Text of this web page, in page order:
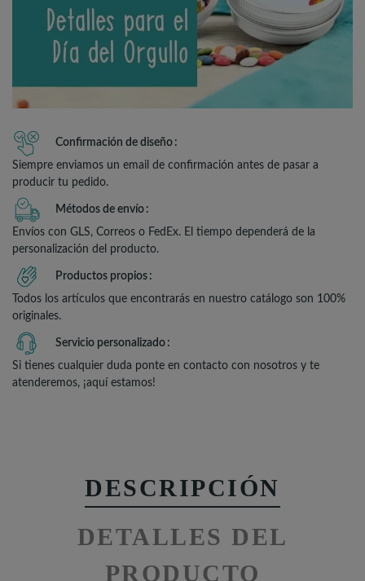
Confirmación de diseño
Siempre enviamos un email de confirmación antes de pasar a
producir tu pedido.
Métodos de envío
Envíos con GLS, Correos o FedEx. El tiempo dependerá de la
personalización del producto.
Productos propios
Todos los artículos que encontrarás en nuestro catálogo son 100%
originales.
Servicio personalizado
Si tienes cualquier duda ponte en contacto con nosotros y te
atenderemos, ¡aquí estamos!
DESCRIPCIÓN
DETALLES DEL
PRODUCTO